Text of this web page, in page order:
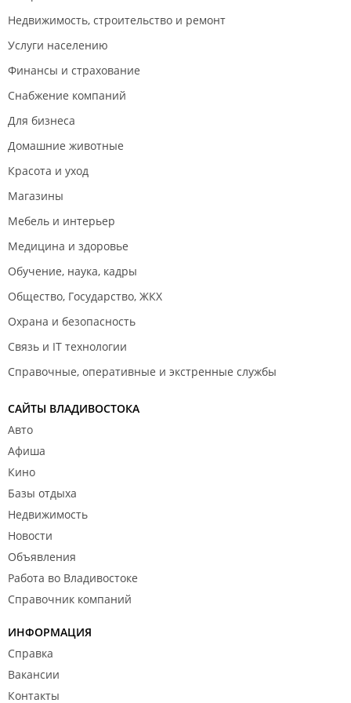
книгами
Недвижимость, строительство и ремонт
Услуги населению
Финансы и страхование
Снабжение компаний
Для бизнеса
Домашние животные
Красота и уход
Магазины
Мебель и интерьер
Медицина и здоровье
Обучение, наука, кадры
Общество, Государство, ЖКХ
Охрана и безопасность
Связь и IT технологии
Справочные, оперативные и экстренные службы
САЙТЫ ВЛАДИВОСТОКА
Авто
Афиша
Кино
Базы отдыха
Недвижимость
Новости
Объявления
Работа во Владивостоке
Справочник компаний
ИНФОРМАЦИЯ
Справка
Вакансии
Контакты